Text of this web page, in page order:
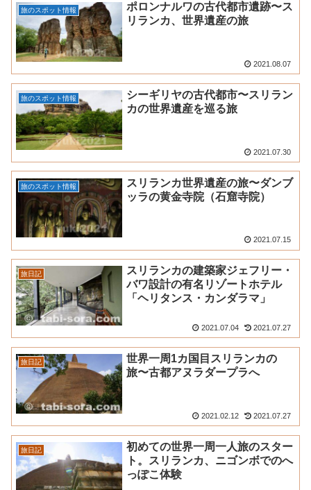
旅のスポット情報
ポロンナルワの古代都市遺跡〜ス
リランカ、世界遺産の旅
2021.08.07
旅のスポット情報
シーギリヤの古代都市〜スリラン
カの世界遺産を巡る旅
2021.07.30
旅のスポット情報
スリランカ世界遺産の旅〜ダンブ
ッラの黄金寺院（石窟寺院）
2021.07.15
旅日記
スリランカの建築家ジェフリー・
バワ設計の有名リゾートホテル
「ヘリタンス・カンダラマ」
2021.07.04 2021.07.27
旅日記
世界一周1カ国目スリランカの
旅〜古都アヌラダープラへ
2021.02.12 2021.07.27
旅日記
初めての世界一周一人旅のスター
ト。スリランカ、ニゴンボでのへ
っぽこ体験